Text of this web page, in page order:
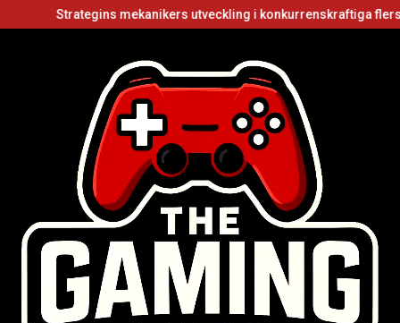
Strategins mekanikers utveckling i konkurrenskraftiga